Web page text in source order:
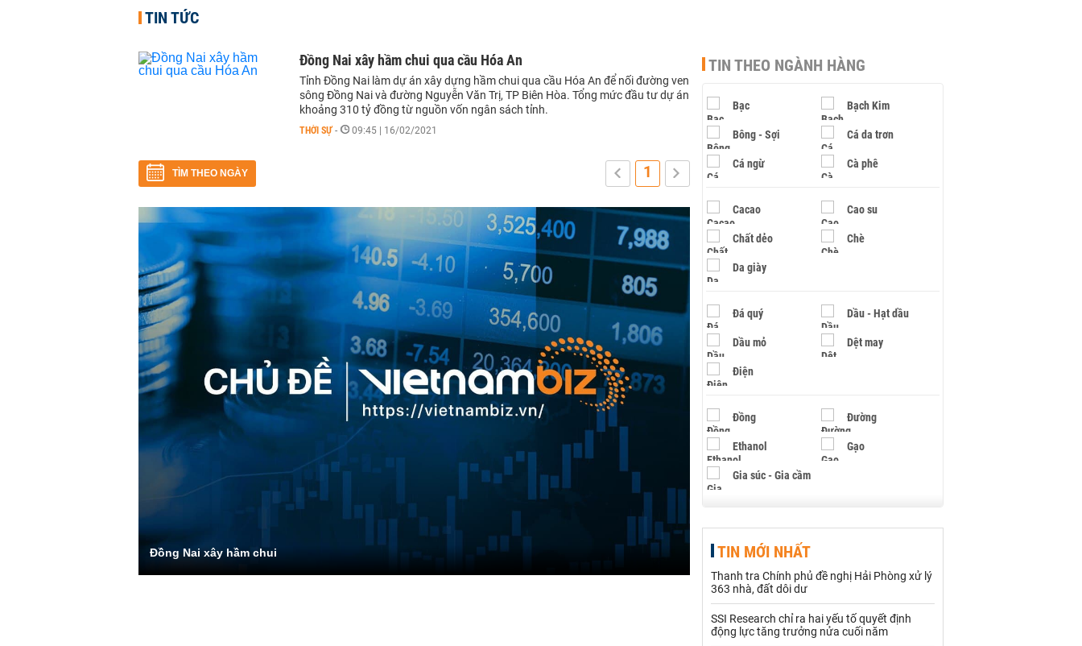
TIN TỨC
Đồng Nai xây hầm chui qua cầu Hóa An
Tỉnh Đồng Nai làm dự án xây dựng hầm chui qua cầu Hóa An để nối đường ven
sông Đồng Nai và đường Nguyễn Văn Trị, TP Biên Hòa. Tổng mức đầu tư dự án
khoảng 310 tỷ đồng từ nguồn vốn ngân sách tỉnh.
THỜI SỰ - 09:45 | 16/02/2021
TÌM THEO NGÀY 1
Đồng Nai xây hầm chui
TIN THEO NGÀNH HÀNG
Bạc Bạch Kim
Bông - Sợi Cá da trơn
Cá ngừ Cà phê
Cacao Cao su
Chất dẻo Chè
Da giày
Đá quý Dầu - Hạt dầu
Dầu mỏ Dệt may
Điện
Đồng Đường
Ethanol Gạo
Gia súc - Gia cầm
Hạt điều
Khí đốt
Kim loại khác Mắc ca
TIN MỚI NHẤT
Thanh tra Chính phủ đề nghị Hải Phòng xử lý
363 nhà, đất dôi dư
SSI Research chỉ ra hai yếu tố quyết định
động lực tăng trưởng nửa cuối năm